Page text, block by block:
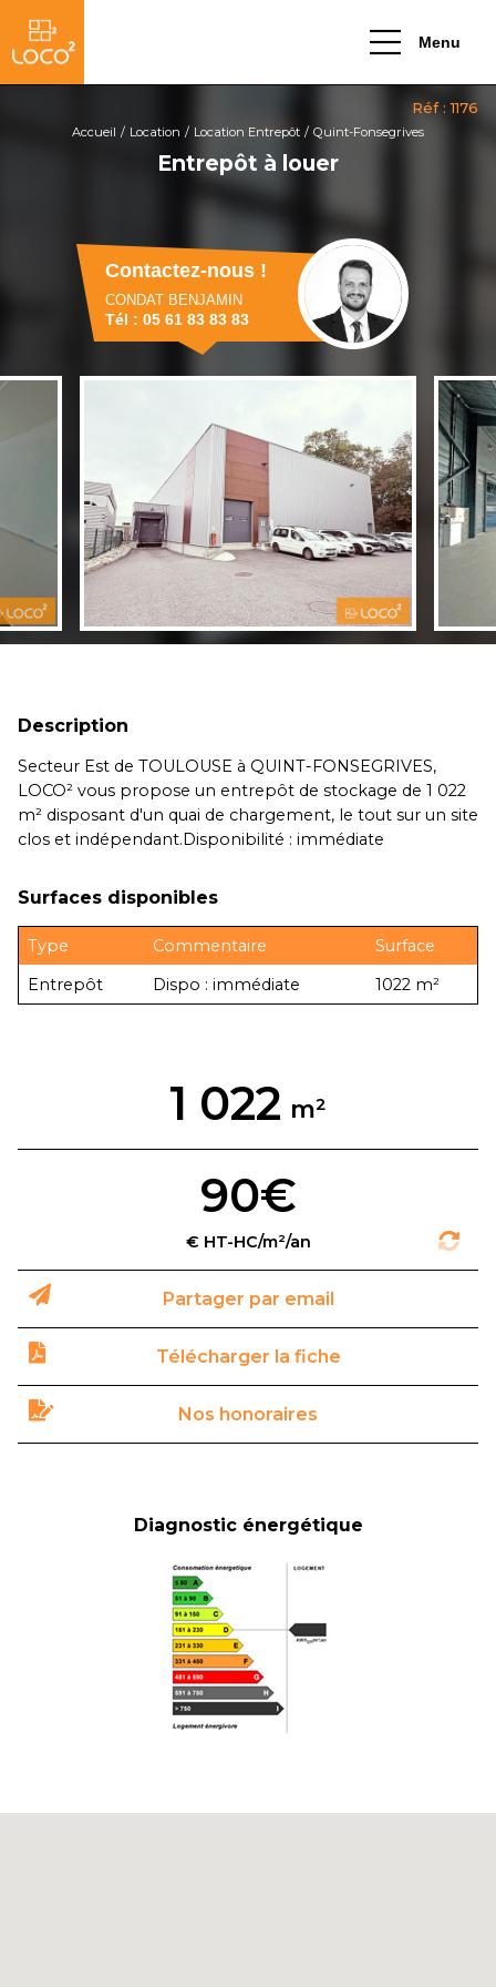
Menu
Entrepôt à louer
Accueil Location Location Entrepôt Quint-Fonsegrives
Contactez-nous !
CONDAT BENJAMIN
Tél : 05 61 83 83 83
1 022
90€
Partager par email
Télécharger la fiche
Nos honoraires
Description
Secteur Est de TOULOUSE à QUINT-FONSEGRIVES,
LOCO² vous propose un entrepôt de stockage de 1 022
m² disposant d'un quai de chargement, le tout sur un site
clos et indépendant.Disponibilité : immédiate
Surfaces disponibles
Type Commentaire
Surface
Entrepôt
Dispo : immédiate 1022 m²
Diagnostic énergétique